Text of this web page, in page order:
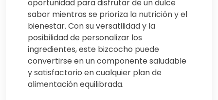
oportunidad para disfrutar de un dulce
sabor mientras se prioriza la nutrición y el
bienestar. Con su versatilidad y la
posibilidad de personalizar los
ingredientes, este bizcocho puede
convertirse en un componente saludable
y satisfactorio en cualquier plan de
alimentación equilibrada.